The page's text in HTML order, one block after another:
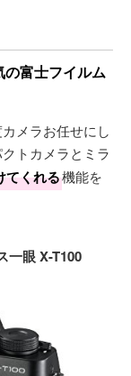
の富士フイルム
メラお任せにし
トカメラとミラ
てくれる機能を
一眼 X-T100